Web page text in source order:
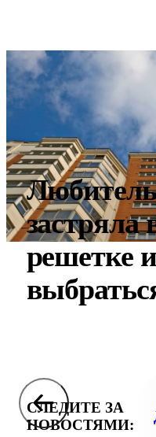
застряла
решетке
СЛЕДИТЕ ЗА
НОВОСТЯМИ: